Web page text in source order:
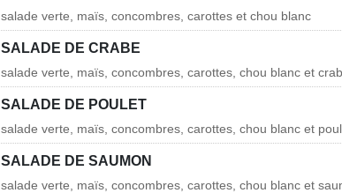
salade verte, maïs, concombres, carottes et chou blanc
SALADE DE CRABE
salade verte, maïs, concombres, carottes, chou blanc et
SALADE DE POULET
salade verte, maïs, concombres, carottes, chou blanc et
SALADE DE SAUMON
salade verte, maïs, concombres, carottes, chou blanc et